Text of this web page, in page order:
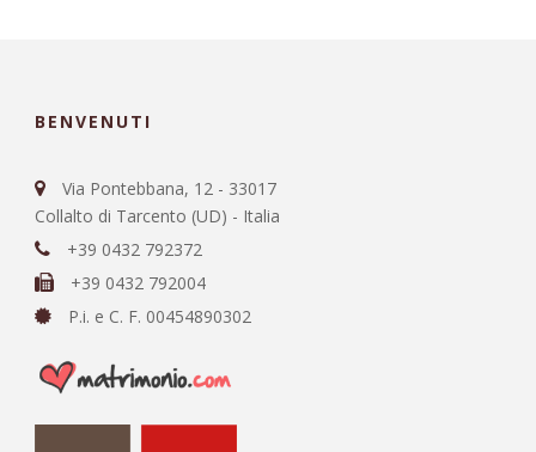
BENVENUTI
Via Pontebbana, 12 - 33017
Collalto di Tarcento (UD) - Italia
+39 0432 792372
+39 0432 792004
P.i. e C. F. 00454890302